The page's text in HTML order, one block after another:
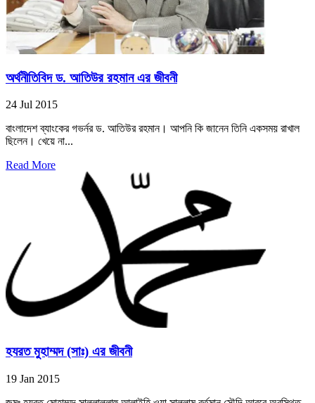
অর্থনীতিবিদ ড. আতিউর রহমান এর জীবনী
24 Jul 2015
বাংলাদেশ ব্যাংকের গভর্নর ড. আতিউর রহমান। আপনি কি জানেন তিনি একসময় রাখাল
ছিলেন। খেয়ে না...
Read More
হযরত মুহাম্মদ (সাঃ) এর জীবনী
19 Jan 2015